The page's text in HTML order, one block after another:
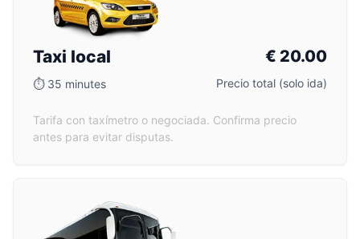
Taxi local
⏱ 35 minutes
€ 20.00
Precio total (solo ida)
Tarifa con taxímetro o negociada. Confirma precio
antes para evitar disputas.